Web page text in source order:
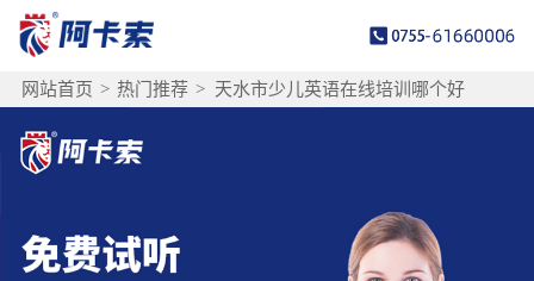
网站首页 > 热门推荐 > 天水市少儿英语在线培训哪个好